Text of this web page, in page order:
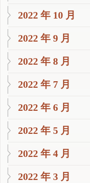
2022 年 10 月
2022 年 9 月
2022 年 8 月
2022 年 7 月
2022 年 6 月
2022 年 5 月
2022 年 4 月
2022 年 3 月